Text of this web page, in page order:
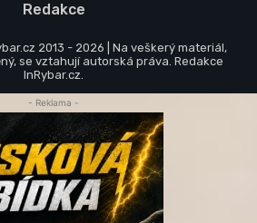
Redakce
2013 - 2026 | Na veškerý materiál,
se vztahují autorská práva. Redakce
InRybar.cz.
- Reklama -